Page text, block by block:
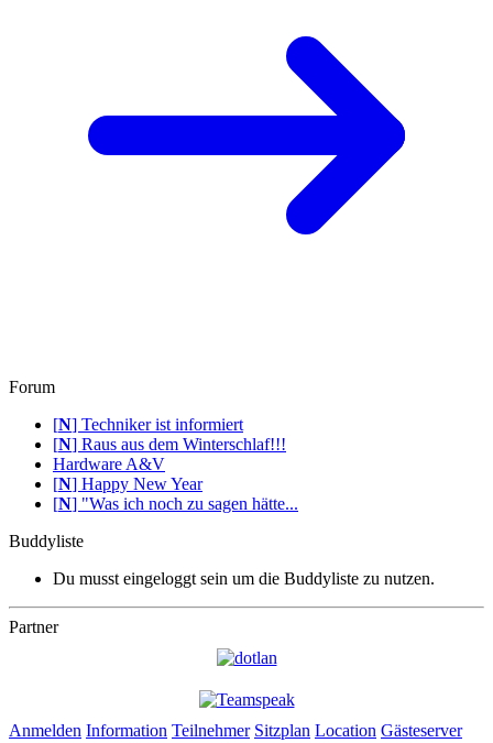
Forum
[N] Techniker ist informiert
[N] Raus aus dem Winterschlaf!!!
Hardware A&V
[N] Happy New Year
[N] "Was ich noch zu sagen hätte...
Buddyliste
Du musst eingeloggt sein um die Buddyliste zu nutzen.
Partner
Anmelden Information Teilnehmer Sitzplan Location Gästeserver